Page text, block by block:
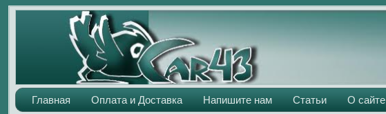
Главная Оплата и Доставка Напишите нам Статьи О сайте